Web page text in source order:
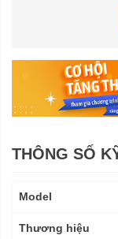
THÔNG SỐ
kỹ
Model
Thương hiệu